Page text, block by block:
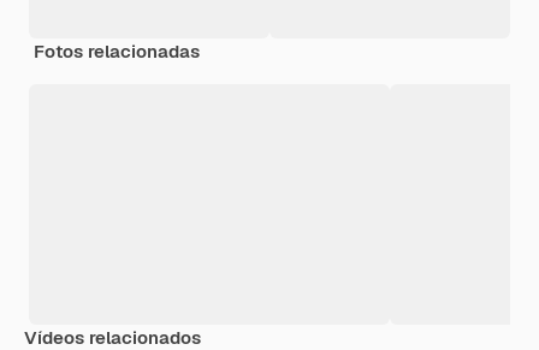
Fotos relacionadas
Vídeos relacionados